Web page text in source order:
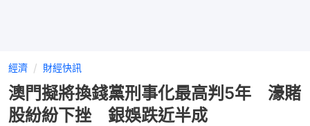
經濟 財經快訊
澳門擬將換錢黨刑事化最高判5年 濠賭
股紛紛下挫 銀娛跌近半成